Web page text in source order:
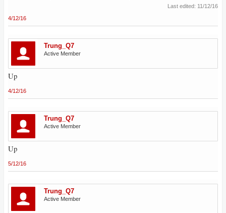
Last edited: 11/12/16
4/12/16
Trung_Q7
Active Member
Up
4/12/16
Trung_Q7
Active Member
Up
5/12/16
Trung_Q7
Active Member